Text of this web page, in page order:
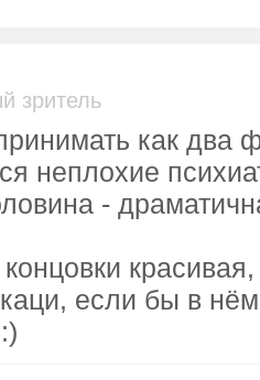
зритель
как два
неплохие
-
если бы в